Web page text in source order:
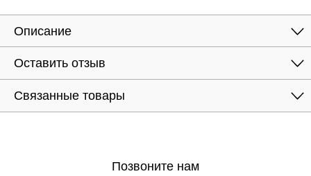
Описание
Оставить отзыв
Связанные товары
Позвоните нам